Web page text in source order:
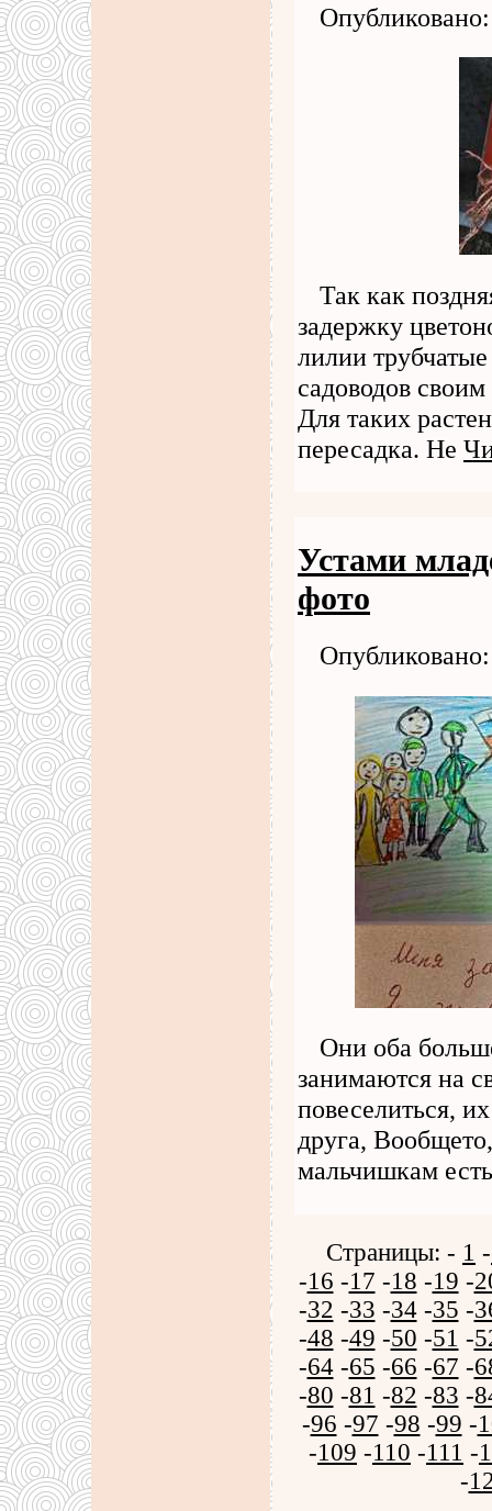
Так как
задержку
лилии
садоводов
Для таких
пересадка. Не
Устами
фото
Они оба
занимаются на
повеселиться,
друга,
мальчишкам
Страницы: - 1 -
-16 -17 -18 -19 -
-32 -33 -34-35 -
-48 -49 -50 -51 -
-64-65 -66 -67 -
-80 -81 -82 -83 -
-96 -97 -98 -99 -
-109 -110 -111 -
-